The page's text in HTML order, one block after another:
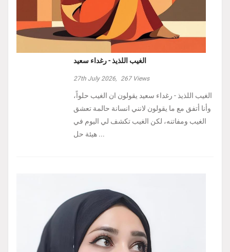
الغيب اللذيذ - رغداء سعيد
27th July 2026, 267Views
الغيب اللذيذ - رغداء سعيد يقولون ان الغيب حلواً،
وأنا أتفق مع ما يقولون لانني انسانة حالمة تعشق
الغيب ومفاتنه، لكن الغيب تكشف لي اليوم في
هيئة حل ...